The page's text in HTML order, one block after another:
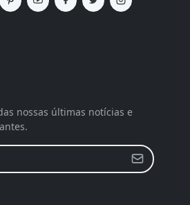
nossas últimas notícias e